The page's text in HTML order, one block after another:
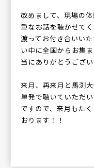
改めまして、現場の
重なお話を聴かせて
渡ってお付き合いい
い中に全国からお集
当にありがとうござい
来月、再来月と馬渕
単発で聴いていただ
ですので、来月もた
おります！！